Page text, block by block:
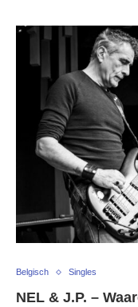
Belgisch Singles
NEL & J.P. –